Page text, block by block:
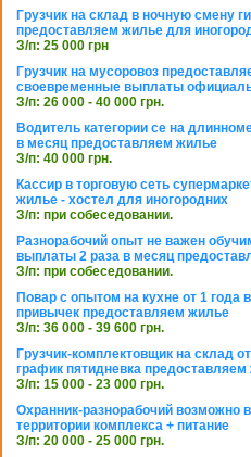
Грузчик на склад в ночную смену
предоставляем жилье для
З/п: 25 000 грн
Грузчик на мусоровоз
своевременные выплаты
З/п: 26 000 - 40 000 грн.
Водитель категории се на
в месяц предоставляем жилье
З/п: 40 000 грн.
Кассир в торговую сеть
жилье - хостел для иногородних
З/п: при собеседовании.
Разнорабочий опыт не важен
выплаты 2 раза в месяц
З/п: при собеседовании.
Повар с опытом на кухне от 1 года
привычек предоставляем жилье
З/п: 36 000 - 39 600 грн.
Грузчик-комплектовщик на склад
график пятидневка
З/п: 15 000 - 23 000 грн.
Охранник-разнорабочий возможно
территории комплекса + питание
З/п: 20 000 - 25 000 грн.